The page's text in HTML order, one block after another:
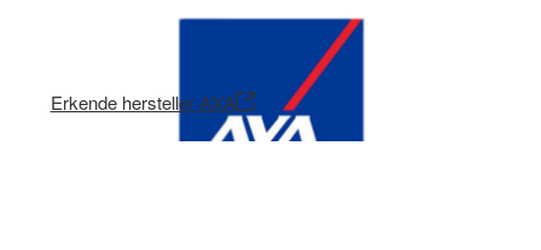
Erkende hersteller AXA